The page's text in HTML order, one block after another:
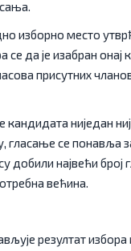
изборно место
се да је изабран онај
присутних
ниједан
гласање се понавља
добили највећи број
већина.
резултат избора